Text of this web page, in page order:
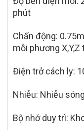
phút
Chấn động:
mỗi phương X,Y,Z
Điện trở cách ly:
Nhiễu: Nhiễu
Bộ nhớ duy trì: